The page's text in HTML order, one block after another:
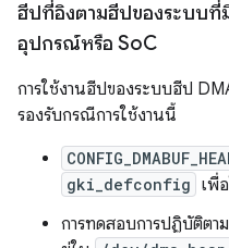
ฮีปที่อิงตามฮีปของระบบที่
อุปกรณ์หรือ SoC
การใช้งานฮีปของระบบฮีป
รองรับกรณีการใช้งานนี้
gki_defconfig เพื่
การทดสอบการปฏิบัติตา